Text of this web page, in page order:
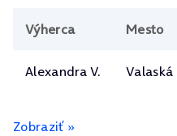
Výherca Mesto
Alexandra V. Valaská
Zobraziť »